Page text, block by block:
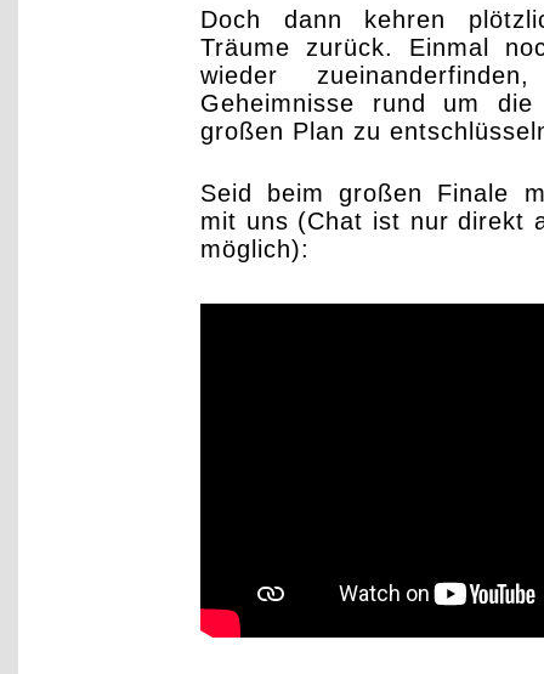
Doch dann kehren
Träume zurück. Einmal
wieder
Geheimnisse rund um
großen Plan zu
Seid beim großen Finale
mit uns (Chat ist nur direkt
möglich):